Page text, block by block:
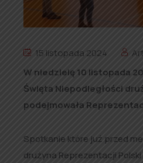
15 listopada 2024
W niedzielę 10 listopada
Święta Niepodległości
podejmowała
Spotkanie które już przed
drużyna Reprezentacji